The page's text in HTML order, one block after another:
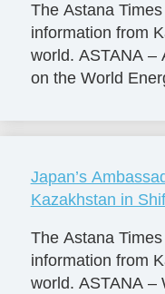
The Astana
information from
world. ASTANA –
on the World
Japan’s
Kazakhstan in
The Astana
information from
world. ASTANA –